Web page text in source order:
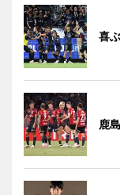
喜
鹿